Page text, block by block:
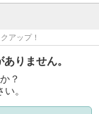
アップ！
りません。
？
。